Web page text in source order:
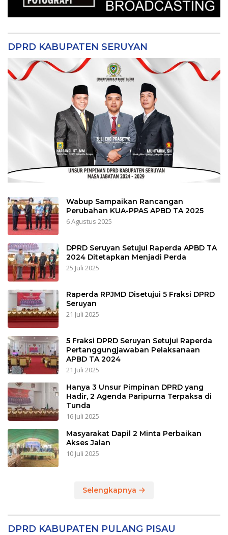
DPRD KABUPATEN SERUYAN
Wabup Sampaikan Rancangan
Perubahan KUA-PPAS APBD TA 2025
6 Agustus 2025
DPRD Seruyan Setujui Raperda APBD TA
2024 Ditetapkan Menjadi Perda
25 Juli 2025
Raperda RPJMD Disetujui 5 Fraksi DPRD
Seruyan
21 Juli 2025
5 Fraksi DPRD Seruyan Setujui Raperda
Pertanggungjawaban Pelaksanaan
APBD TA 2024
21 Juli 2025
Hanya 3 Unsur Pimpinan DPRD yang
Hadir, 2 Agenda Paripurna Terpaksa di
Tunda
16 Juli 2025
Masyarakat Dapil 2 Minta Perbaikan
Akses Jalan
10 Juli 2025
Selengkapnya
DPRD KABUPATEN PULANG PISAU